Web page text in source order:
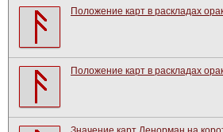
Положение карт в раскладах
Положение карт в раскладах